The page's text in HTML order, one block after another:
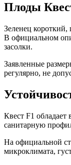
Плоды
Зеленец
В официальном
засолки.
Заявленные
регулярно, не
Квест F1
санитарную
На официальной
микроклимата,